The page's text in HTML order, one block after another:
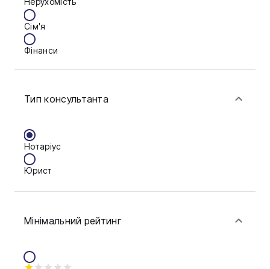
Сім'я
Фінанси
Тип консультанта
Нотаріус
Юрист
Мінімальний рейтинг